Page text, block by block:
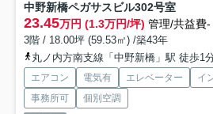
中野新橋ペガサスビル302号室
23.45万円 (1.3万円/坪) 管理/共益費-
3階 / 18.00坪 (59.53㎡) /築43年
丸ノ内方南支線「中野新橋」駅 徒歩1
エアコン 電気有 エレベーター
イ
事務所可
個別空調